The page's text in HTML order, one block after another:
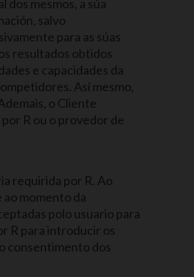
mesmos, a súa
salvo
para as súas
resultados obtidos
e capacidades da
Así mesmo,
o Cliente
R ou o provedor de
requirida por R. Ao
momento da
polo usuario para
R para introducir os
consentimento dos